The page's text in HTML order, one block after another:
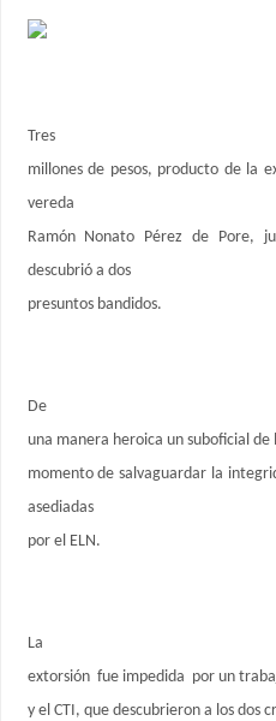
Tres
millones de pesos, producto de la
vereda
Ramón Nonato Pérez de Pore,
descubrió a dos
presuntos bandidos.
De
una manera heroica un suboficial
momento de salvaguardar la
asediadas
por el ELN.
La
extorsión fue impedida por un
y el CTI, que descubrieron a los dos